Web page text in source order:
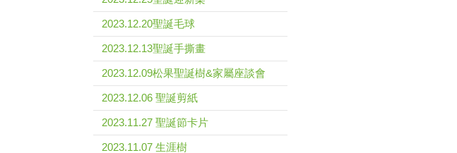
2023.12.20聖誕毛球
2023.12.13聖誕手撕畫
2023.12.09松果聖誕樹&家屬座談會
2023.12.06 聖誕剪紙
2023.11.27 聖誕節卡片
2023.11.07 生涯樹